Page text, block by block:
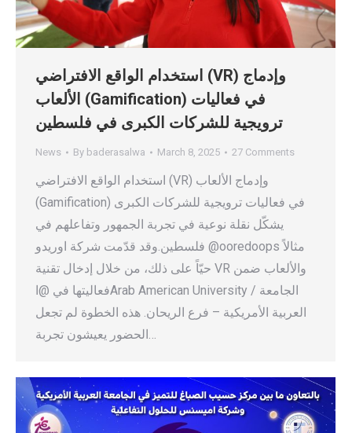
استخدام الواقع الافتراضي (VR) وإدماج
الألعاب (Gamification) في فعاليات
ترويجية للشركات الكبرى في فلسطين
News By baderasalwa March 8, 2025 27 Comments
استخدام الواقع الافتراضي (VR) وإدماج الألعاب
(Gamification) في فعاليات ترويجية للشركات الكبرى
يشكّل نقلة نوعية في تجربة الجمهور وتفاعلهم في
فلسطين.وقد قدّمت شركة اوريدو @ooredoops مثالاً
حيّاً على ذلك، من خلال إدخال تقنية VR والألعاب ضمن
فعاليتها في @اArab American University / الجامعة
العربية الأمريكية – فرع الريحان. هذه الخطوة لم تجعل
الحضور يعيشون تجربة…